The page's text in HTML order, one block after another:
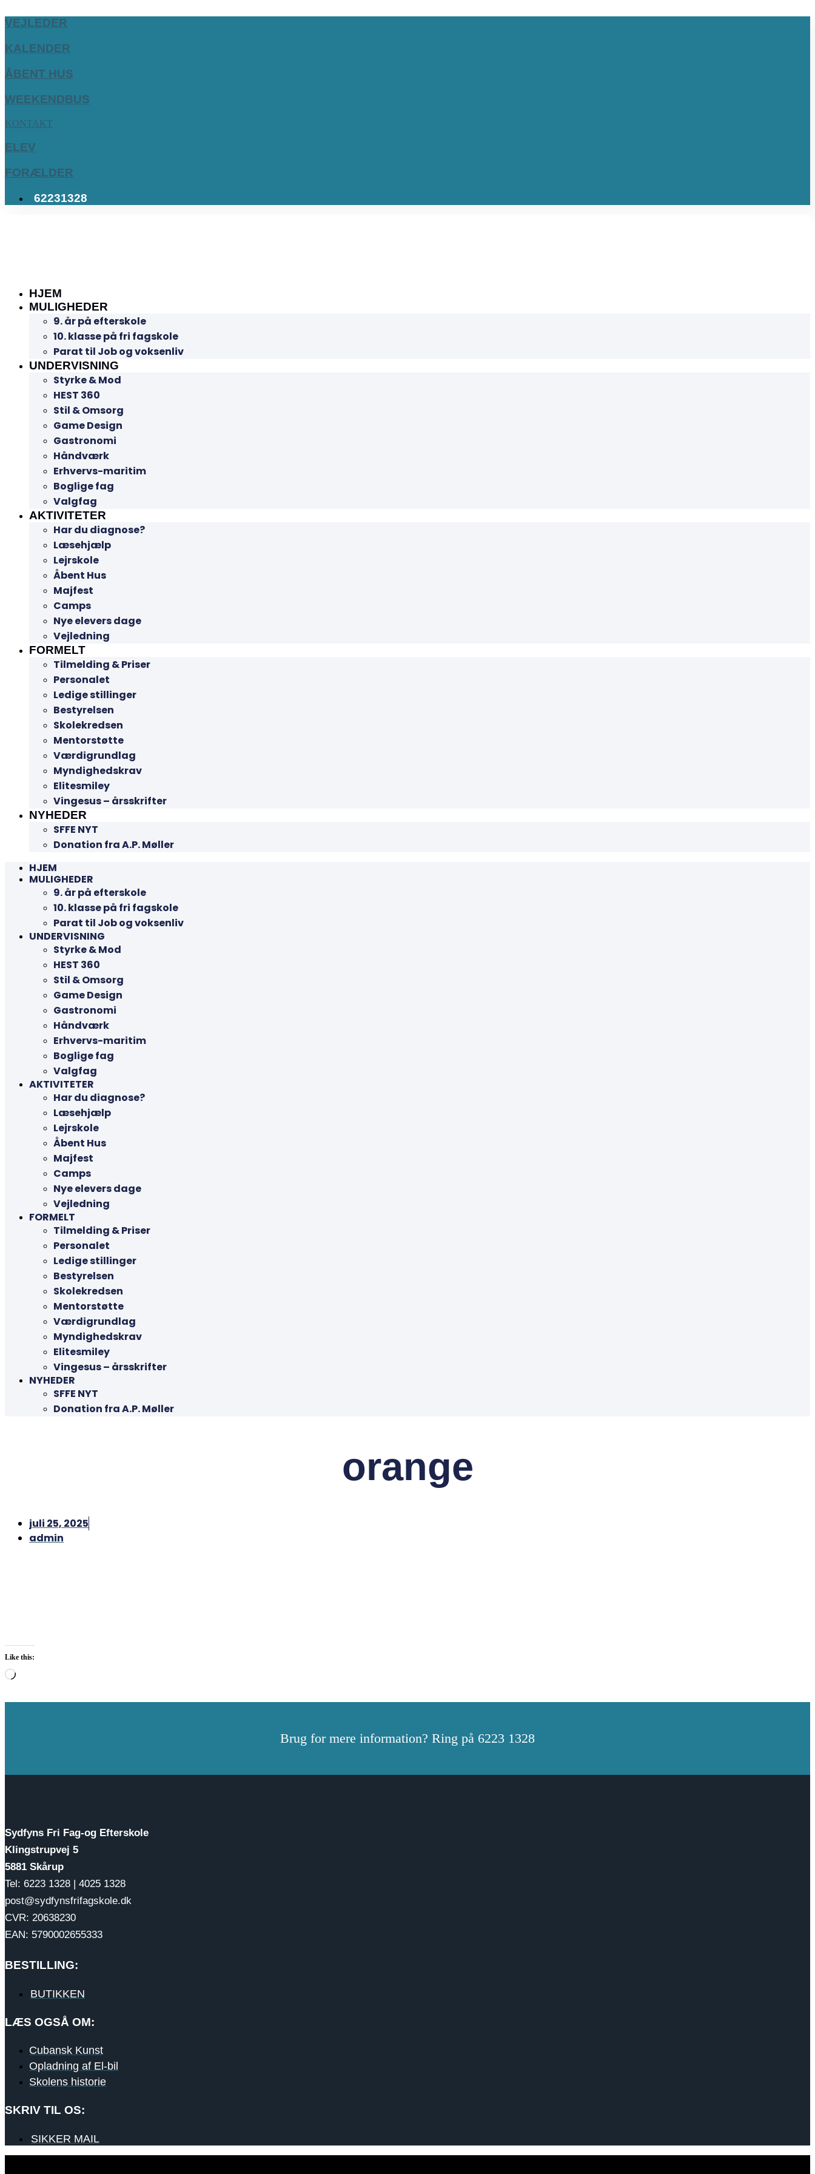
VEJLEDER
KALENDER
ÅBENT HUS
WEEKENDBUS
KONTAKT
ELEV
FORÆLDER
62231328
HJEM
MULIGHEDER
9. år på efterskole
10. klasse på fri fagskole
Parat til Job og voksenliv
UNDERVISNING
Styrke & Mod
HEST 360
Stil & Omsorg
Game Design
Gastronomi
Håndværk
Erhvervs-maritim
Boglige fag
Valgfag
AKTIVITETER
Har du diagnose?
Læsehjælp
Lejrskole
Åbent Hus
Majfest
Camps
Nye elevers dage
Vejledning
FORMELT
Tilmelding & Priser
Personalet
Ledige stillinger
Bestyrelsen
Skolekredsen
Mentorstøtte
Værdigrundlag
Myndighedskrav
Elitesmiley
Vingesus – årsskrifter
NYHEDER
SFFE NYT
Donation fra A.P. Møller
HJEM
MULIGHEDER
9. år på efterskole
10. klasse på fri fagskole
Parat til Job og voksenliv
UNDERVISNING
Styrke & Mod
HEST 360
Stil & Omsorg
Game Design
Gastronomi
Håndværk
Erhvervs-maritim
Boglige fag
Valgfag
AKTIVITETER
Har du diagnose?
Læsehjælp
Lejrskole
Åbent Hus
Majfest
Camps
Nye elevers dage
Vejledning
FORMELT
Tilmelding & Priser
Personalet
Ledige stillinger
Bestyrelsen
Skolekredsen
Mentorstøtte
Værdigrundlag
Myndighedskrav
Elitesmiley
Vingesus – årsskrifter
NYHEDER
SFFE NYT
Donation fra A.P. Møller
orange
juli 25, 2025
admin
Like this:
Loading…
Brug for mere information? Ring på 6223 1328
Sydfyns Fri Fag-og Efterskole
Klingstrupvej 5
5881 Skårup
Tel: 6223 1328 | 4025 1328
post@sydfynsfrifagskole.dk
CVR: 20638230
EAN: 5790002655333
BESTILLING:
BUTIKKEN
LÆS OGSÅ OM:
Cubansk Kunst
Opladning af El-bil
Skolens historie
SKRIV TIL OS:
SIKKER MAIL